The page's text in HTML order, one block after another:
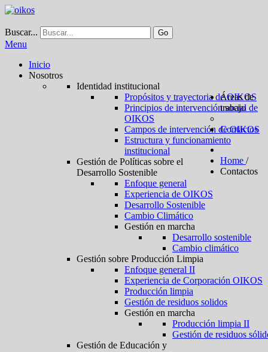
Buscar... Go
Menu
Inicio
Nosotros
Identidad institucional
Propósitos y trayectoria de OIKOS
Principios de intervención social de
OIKOS
Campos de intervención de OIKOS
Estructura y funcionamiento
institucional
Áreas de
trabajo
Gestión de Políticas sobre el
Desarrollo Sostenible
Enfoque general
Experiencia de OIKOS
Desarrollo Sostenible
Cambio Climático
Gestión en marcha
Desarrollo sostenible
Cambio climático
Gestión sobre Producción Limpia
Enfoque general II
Experiencia de Corporación OIKOS
Producción limpia
Gestión de residuos solidos
Gestión en marcha
Producción limpia II
Gestión de residuos
Gestión de Educación y
Contactos
Home /
Contactos